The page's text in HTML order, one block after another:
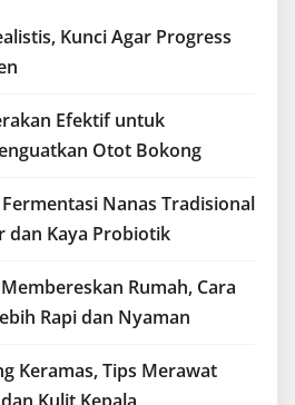
Kunci Agar Progress
Efektif untuk
Otot Bokong
Nanas Tradisional
dan Kaya Probiotik
Rumah, Cara
Rapi dan Nyaman
Keramas, Tips Merawat